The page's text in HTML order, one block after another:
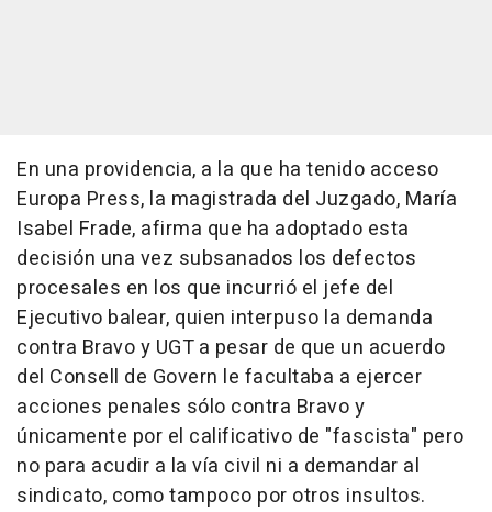
En una providencia, a la que ha tenido acceso
Europa Press, la magistrada del Juzgado, María
Isabel Frade, afirma que ha adoptado esta
decisión una vez subsanados los defectos
procesales en los que incurrió el jefe del
Ejecutivo balear, quien interpuso la demanda
contra Bravo y UGT a pesar de que un acuerdo
del Consell de Govern le facultaba a ejercer
acciones penales sólo contra Bravo y
únicamente por el calificativo de "fascista" pero
no para acudir a la vía civil ni a demandar al
sindicato, como tampoco por otros insultos.